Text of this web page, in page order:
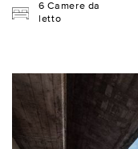
6 Camere da
letto